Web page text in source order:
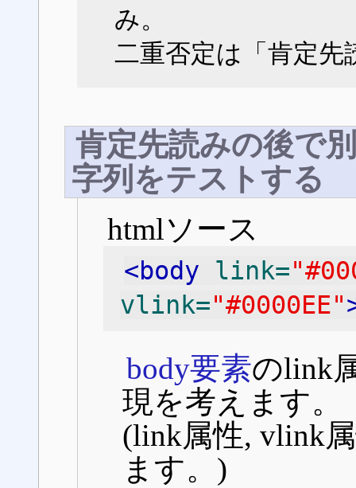
み。
二重否定は「肯定先
肯定先読みの後で
字列をテストする
htmlソース
<body link=
vlink="#0000EE"
body要素のlink
現を考えます。
(link属性, vlink
ます。)